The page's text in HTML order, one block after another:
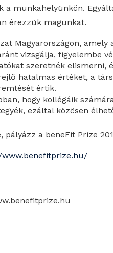
munkahelyünkön.
érezzük magunkat.
Magyarországon,
vizsgálja, figyelembe
szeretnék elismerni,
hatalmas értéket, a
értik.
hogy kollégáik
ezáltal közösen
a beneFit Prize
www.benefitprize.hu/